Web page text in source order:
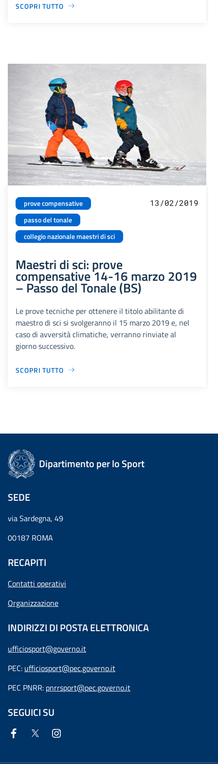
SCOPRI TUTTO
prove compensative
passo del tonale
collegio nazionale maestri di sci
13/02/2019
Maestri di sci: prove
compensative 14-16 marzo 2019
– Passo del Tonale (BS)
Le prove tecniche per ottenere il titolo abilitante di
maestro di sci si svolgeranno il 15 marzo 2019 e, nel
caso di avversità climatiche, verranno rinviate al
giorno successivo.
SCOPRI TUTTO
Dipartimento per lo Sport
SEDE
via Sardegna, 49
00187 ROMA
RECAPITI
Contatti operativi
Organizzazione
INDIRIZZI DI POSTA ELETTRONICA
ufficiosport@governo.it
PEC: ufficiosport@pec.governo.it
PEC PNRR: pnrrsport@pec.governo.it
SEGUICI SU